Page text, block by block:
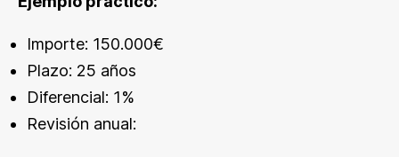
Importe: 150.000€
Plazo: 25 años
Diferencial: 1%
Revisión anual: